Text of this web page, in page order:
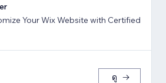
Your Wix Website with Certified
ดู